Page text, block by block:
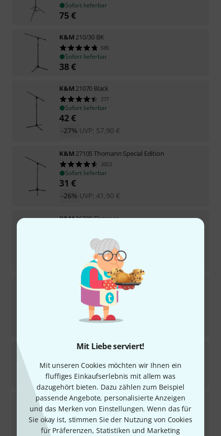
Mit Liebe serviert!
Mit unseren Cookies möchten wir Ihnen ein
fluffiges Einkaufserlebnis mit allem was
dazugehört bieten. Dazu zählen zum Beispiel
passende Angebote, personalisierte Anzeigen
und das Merken von Einstellungen. Wenn das für
Sie okay ist, stimmen Sie der Nutzung von Cookies
für Präferenzen, Statistiken und Marketing
Sofort lieferbar
75€
K&M 210/30 BK
585
Sofort lieferbar
38€
K&M 21070 Black
277
Sofort lieferbar
42€
UVP: 57,90 €
-27%
K&M 27105 Thomann Special Edition
3022
Sofort lieferbar
31 €
UVP: 41,90 €
-26%
K&M26200 Elegance
Sofort lieferbar
UVP:147,90 €
26145
218
Sofort lieferbar
UVP:118,90
Millenium MS 2005
Sofort lieferbar
13,90€
GravityMS CAB CL 01
217
Sofort lieferbar
34€